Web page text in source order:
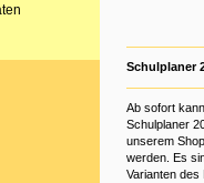
Schulplaner
Ab sofort
Schulplaner
unserem
werden. Es
Varianten des